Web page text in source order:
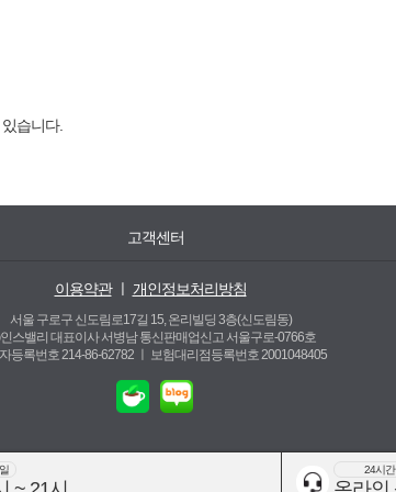
습니다.
고객센터
이용약관ㅣ 개인정보처리방침
서울 구로구 신도림로17길 15, 온리빌딩 3층(신도림동)
스밸리 대표이사 서병남 통신판매업신고 서울구로-0766호
등록번호 214-86-62782 ㅣ 보험대리점등록번호 2001048405
24시간